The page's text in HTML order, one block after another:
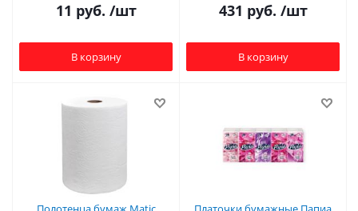
11 руб. /шт
В корзину
431 руб. /шт
В корзину